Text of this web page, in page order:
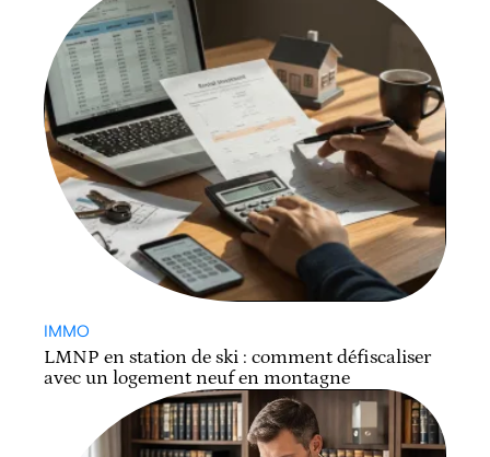
IMMO
LMNP en station de ski : comment défiscaliser
avec un logement neuf en montagne